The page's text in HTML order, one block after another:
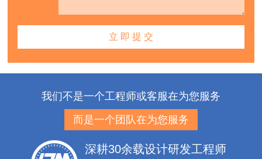
我们不是一个工程师或客服在为您服务
而是一个团队在为您服务
深耕30余载设计研发工程师